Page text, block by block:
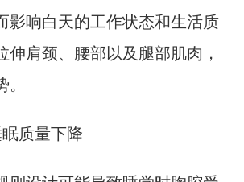
影响白天的工作状态和生活质
伸肩颈、腰部以及腿部肌肉，
质量下降